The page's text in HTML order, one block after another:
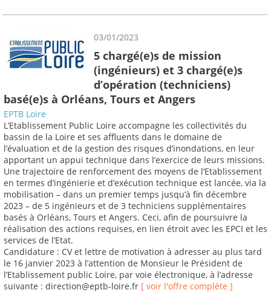
03/01/2023
5 chargé(e)s de mission
(ingénieurs) et 3 chargé(e)s
d’opération (techniciens)
basé(e)s à Orléans, Tours et Angers
EPTB Loire
L’Etablissement Public Loire accompagne les collectivités du
bassin de la Loire et ses affluents dans le domaine de
l’évaluation et de la gestion des risques d’inondations, en leur
apportant un appui technique dans l’exercice de leurs missions.
Une trajectoire de renforcement des moyens de l’Etablissement
en termes d’ingénierie et d’exécution technique est lancée, via la
mobilisation – dans un premier temps jusqu’à fin décembre
2023 – de 5 ingénieurs et de 3 techniciens supplémentaires
basés à Orléans, Tours et Angers. Ceci, afin de poursuivre la
réalisation des actions requises, en lien étroit avec les EPCI et les
services de l’Etat.
Candidature : CV et lettre de motivation à adresser au plus tard
le 16 janvier 2023 à l’attention de Monsieur le Président de
l’Etablissement public Loire, par voie électronique, à l’adresse
suivante : direction@eptb-loire.fr [ voir l'offre complète ]